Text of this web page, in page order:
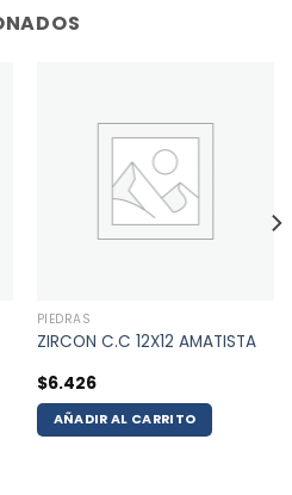
PIEDRAS
ZIRCON C.C 12X12 AMATISTA
$6.426
AÑADIR AL CARRITO